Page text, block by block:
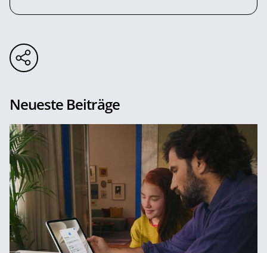
Neueste Beiträge